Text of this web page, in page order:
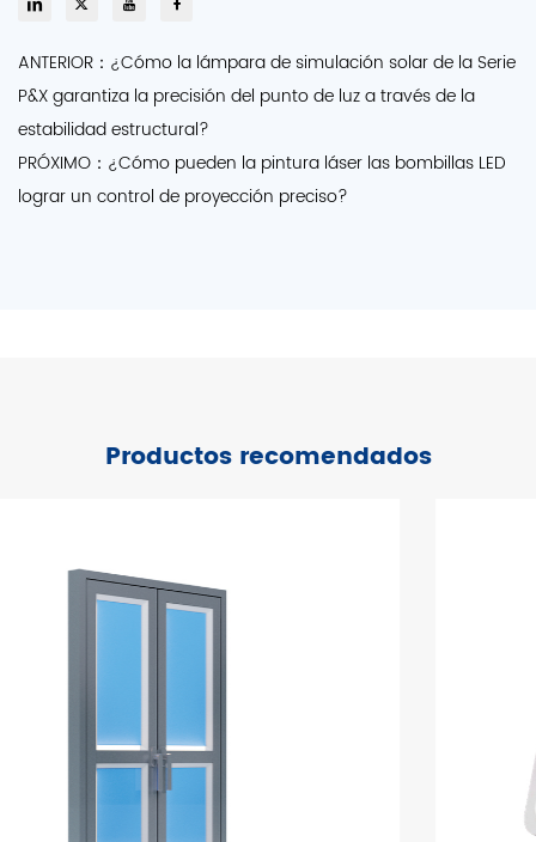
ANTERIOR：¿Cómo la lámpara de simulación solar de la Serie
P&X garantiza la precisión del punto de luz a través de la
estabilidad estructural?
PRÓXIMO：¿Cómo pueden la pintura láser las bombillas LED
lograr un control de proyección preciso?
Productos recomendados